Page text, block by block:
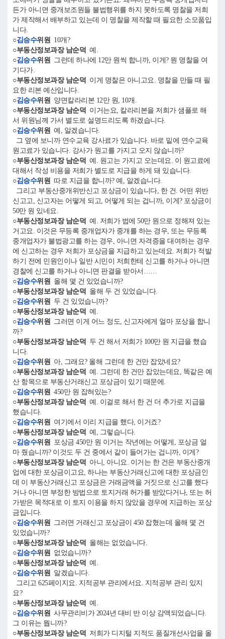
든가 아니면 중개보조원들 불법행위를 하지 못하도록 명찰을 저희
가 제작해서 배부하고 있는데 이 명찰을 제작할 때 필요한 소모품입
니다.
○김승수위원 10개?
○부동산정보과장 남순덕 예.
○김승수위원 그런데 하나에 12만 원씩 합니까, 이게? 뭔 명찰을 여
기다가.
○부동산정보과장 남순덕 이게 명찰은 아니고요. 명찰을 만들 때 필
요한 리본 예산입니다.
○김승수위원 양면칼라리본 12만 원, 10개.
○부동산정보과장 남순덕 이거는요, 칼라리본을 저희가 샘플로 해
서 위원님께 가서 별도로 설명드리도록 하겠습니다.
○김승수위원 예, 알겠습니다.
그 옆에 보니까 연수교육 강사료가 있습니다. 바로 밑에 연수교육
원고료가 있습니다. 강사가 원고를 가지고 오지 않습니까?
○부동산정보과장 남순덕 예. 원고는 가지고 오는데요. 이 원고료에
대해서 작성 비용을 저희가 별도로 지급을 하게 돼 있습니다.
○김승수위원 따로 지급을 합니까? 예, 알겠습니다.
그리고 부동산중개위반신고 포상금이 있습니다, 한 건. 어떤 위반
신고고, 신고자는 어떻게 되고, 어떻게 되는 겁니까, 이게? 포상금이
50만 원 있네요.
○부동산정보과장 남순덕 예. 저희가 법에 50만 원으로 정해져 있는
거고요. 이것은 무등록 중개업자가 중개를 하는 경우, 또는 무등록
중개업자가 불법광고를 하는 경우, 아니면 자격증을 대여하는 경우
에 신고하는 경우 저희가 포상금을 지급하고 있는데요. 저희가 적발
하기 전에 민원인이나 일반 시민이 저희한테 신고를 하거나 아니면
경찰에 신고를 하거나 아니면 판결을 받아서……
○김승수위원 올해 몇 건 있었습니까?
○부동산정보과장 남순덕 올해 두 건 있었습니다.
○김승수위원 두 건 있었습니까?
○부동산정보과장 남순덕 예.
○김승수위원 그러면 이게 어느 정도, 신고자에게 얼마 포상을 합니
까?
○부동산정보과장 남순덕 두 건 해서 저희가 100만 원 지급을 했습
니다.
○김승수위원 아, 그래요? 올해 그런데 한 건만 잡았네요?
○부동산정보과장 남순덕 예. 그런데 한 건만 잡았는데요, 똑같은 예
산 항목으로 부동산거래신고 포상금이 있기 때문에.
○김승수위원 450만 원 잡혀있는?
○부동산정보과장 남순덕 예. 이걸로 해서 한 건 더 추가로 지급을
했습니다.
○김승수위원 여기에서 이리 지급을 했다, 이거죠?
○부동산정보과장 남순덕 예, 그렇습니다.
○김승수위원 포상금 450만 원 이거는 작년에는 어떻게, 포상금 얼
마 줬습니까? 이것도 두 건 중에서 같이 들어가는 겁니까, 이게?
○부동산정보과장 남순덕 아니, 아니요. 이거는 한 건은 부동산중개
업에 대한 포상금이고요, 하나는 부동산거래신고에 대한 포상금인
데 이 부동산거래신고 포상금은 거래금액을 거짓으로 신고를 했다
거나 아니면 부정한 방법으로 토지거래 허가를 받았다거나, 또는 허
가받은 목적대로 이 토지 이용을 하지 않았을 경우에 지급하는 포상
금입니다.
○김승수위원 그러면 거래신고 포상금이 450 잡혔는데 올해 몇 건
있었습니까?
○부동산정보과장 남순덕 올해는 없었습니다.
○김승수위원 없었습니까?
○부동산정보과장 남순덕 예.
○김승수위원 알겠습니다.
그리고 625페이지요. 지적공부 관리에서요. 지적공부 관리 있지
요?
○부동산정보과장 남순덕 예.
○김승수위원 사무관리비가 2024년 대비 반 이상 감액되었습니다.
그 이유는 뭡니까?
○부동산정보과장 남순덕 저희가 디지털 지적도 품질개선사업을 올